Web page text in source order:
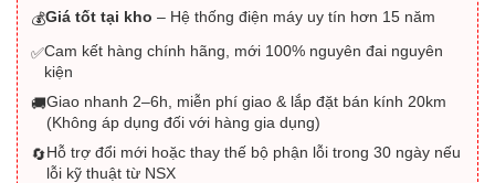
💰Giá tốt tại kho – Hệ thống điện máy uy tín hơn 15 năm
✅Cam kết hàng chính hãng, mới 100% nguyên đai nguyên
kiện
🚚Giao nhanh 2–6h, miễn phí giao & lắp đặt bán kính 20km
(Không áp dụng đối với hàng gia dụng)
🔄Hỗ trợ đổi mới hoặc thay thế bộ phận lỗi trong 30 ngày nếu
lỗi kỹ thuật từ NSX